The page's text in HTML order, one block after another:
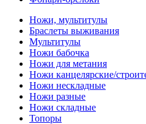
Ножи, мультитулы
Браслеты выживания
Мультитулы
Ножи бабочка
Ножи для метания
Ножи канцелярские/
Ножи нескладные
Ножи разные
Ножи складные
Топоры